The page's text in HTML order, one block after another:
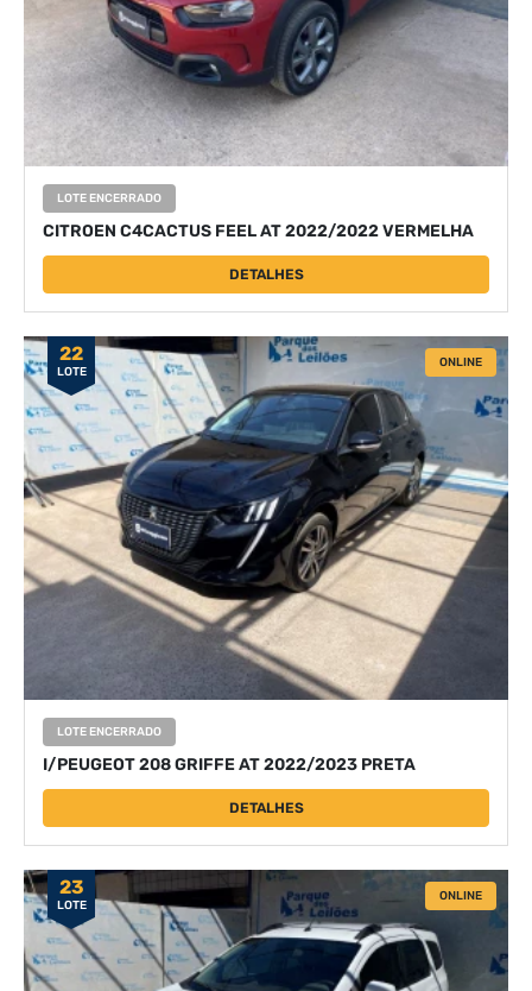
LOTE ENCERRADO
CITROEN C4CACTUS FEEL AT 2022/2022 VERMELHA
DETALHES
22
LOTE
ONLINE
LOTE ENCERRADO
I/PEUGEOT 208 GRIFFE AT 2022/2023 PRETA
DETALHES
23
LOTE
ONLINE